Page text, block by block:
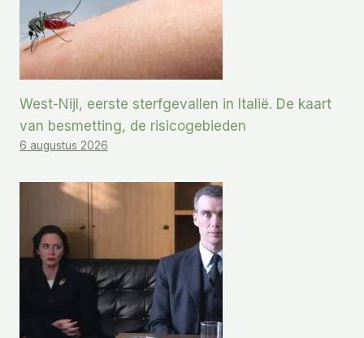
West-Nijl, eerste sterfgevallen in Italië. De kaart
van besmetting, de risicogebieden
6 augustus 2026